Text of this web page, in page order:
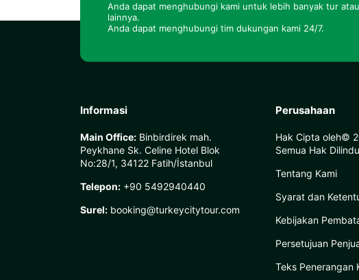
Anda dapat menghubungi kami untuk lebih banyak tur
lainnya.
Anda dapat menghubungi tim dukungan kami 24/7.
Informasi
Main Office: Binbirdirek mah.
Peykhane Sk. Celine Hotel Blok
No:28/1, 34122 Fatih/İstanbul
Telepon: +90 5492940440
Surel: booking@turkeycitytour.com
Perusahaan
Hak Cipta oleh©
Semua Hak
Tentang Kami
Syarat dan
Kebijakan
Persetujuan
Teks Penerangan